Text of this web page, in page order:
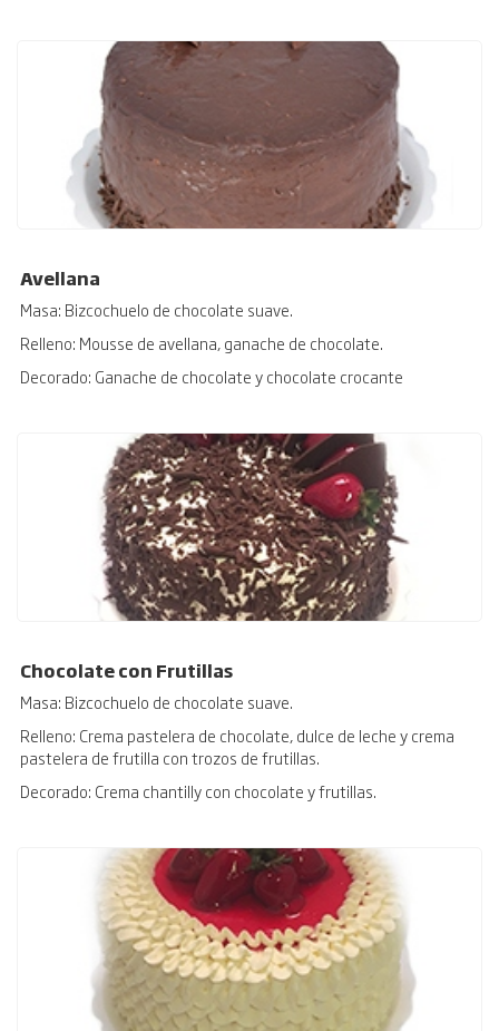
Avellana
Masa: Bizcochuelo de chocolate suave.
Relleno: Mousse de avellana, ganache de chocolate.
Decorado: Ganache de chocolate y chocolate crocante
Chocolate con Frutillas
Masa: Bizcochuelo de chocolate suave.
Relleno: Crema pastelera de chocolate, dulce de leche y crema
pastelera de frutilla con trozos de frutillas.
Decorado: Crema chantilly con chocolate y frutillas.